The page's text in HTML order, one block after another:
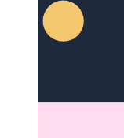
ruta en SvelteKit
Categories